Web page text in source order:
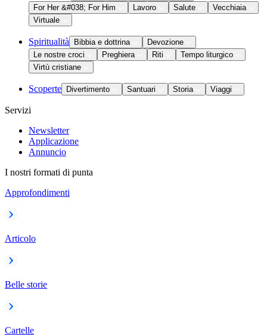
For Her &#038; For Him
Lavoro Salute
Vecchiaia
Virtuale
Spiritualità Bibbia e dottrina
Devozione
Le nostre croci
Preghiera Riti
Tempo liturgico
Virtù cristiane
Scoperte Divertimento Santuari Storia Viaggi
Servizi
Newsletter
Applicazione
Annuncio
I nostri formati di punta
Approfondimenti
Articolo
Belle storie
Cartelle